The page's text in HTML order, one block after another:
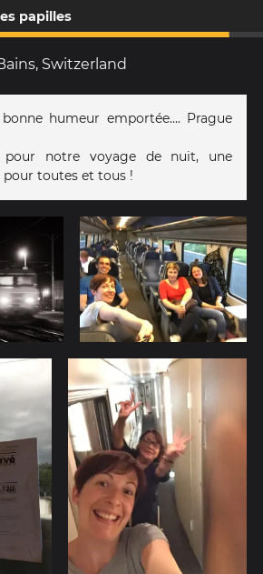
papilles
Switzerland
humeur emportée.... Prague
notre voyage de nuit, une
toutes et tous !